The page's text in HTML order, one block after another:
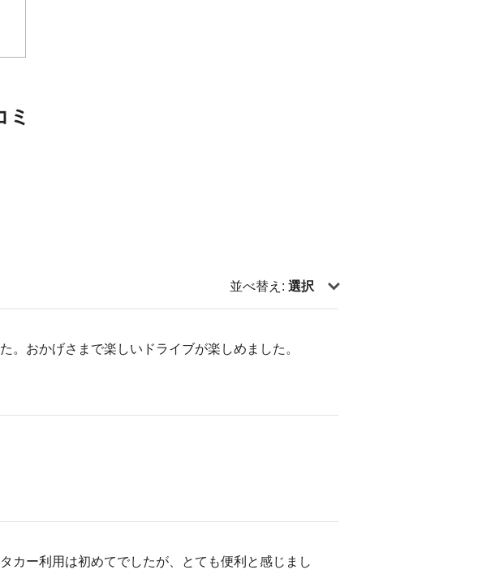
ミ
並べ替え: 選択
。おかげさまで楽しいドライブが楽しめました。
カー利用は初めてでしたが、とても便利と感じまし